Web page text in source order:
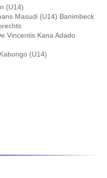
(U14)
Masudi (U14) Banimbeck
Vincentis Kana Adado
(U14)